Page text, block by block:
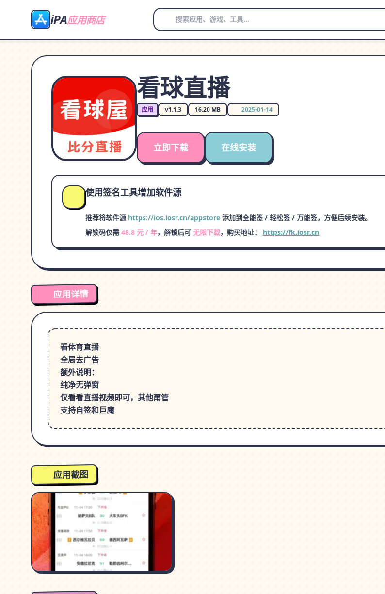
iPA应用商店
看球直播
应用 v1.1.3 16.20 MB 2025-01-14
立即下载 在线安装
使用签名工具增加软件源
推荐将软件源 https://ios.iosr.cn/appstore 添加到全能签 / 轻松签 / 万能签，方便后续安装。
解锁码仅需 48.8 元 / 年，解锁后可 无限下载，购买地址： https://fk.iosr.cn
应用详情
看体育直播
全局去广告
额外说明：
纯净无弹窗
仅看看直播视频即可，其他甭管
支持自签和巨魔
应用截图